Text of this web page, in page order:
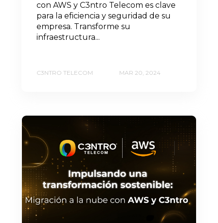
con AWS y C3ntro Telecom es clave
para la eficiencia y seguridad de su
empresa. Transforme su
infraestructura...
C3NTRO TELECOM MAR 20, 2024